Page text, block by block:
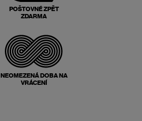
POŠTOVNÉ ZPĚT
ZDARMA
NEOMEZENÁ DOBA NA
VRÁCENÍ